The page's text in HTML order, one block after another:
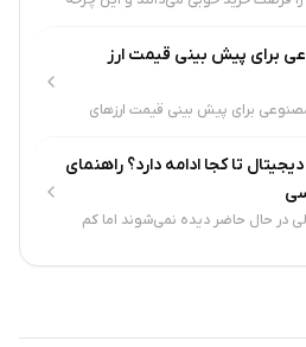
برای پیش بینی قیمت ارز
برای پیش بینی قیمت ارزهای
تا کجا ادامه دارد؟ راهنمای
در حال حاضر دیده نمی‌شوند اما کم
بازار بدهند...